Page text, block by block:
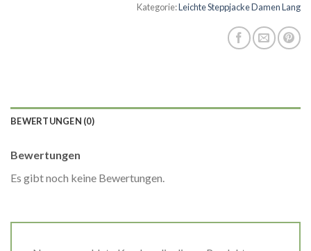
Kategorie:Leichte Steppjacke Damen Lang
BEWERTUNGEN (0)
Bewertungen
Es gibt noch keine Bewertungen.